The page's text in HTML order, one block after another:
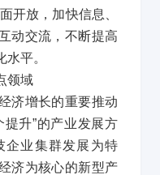
开放，加快信息、
动交流，不断提高
平。
领域
增长的重要推动
提升”的产业发展方
企业集群发展为特
济为核心的新型产